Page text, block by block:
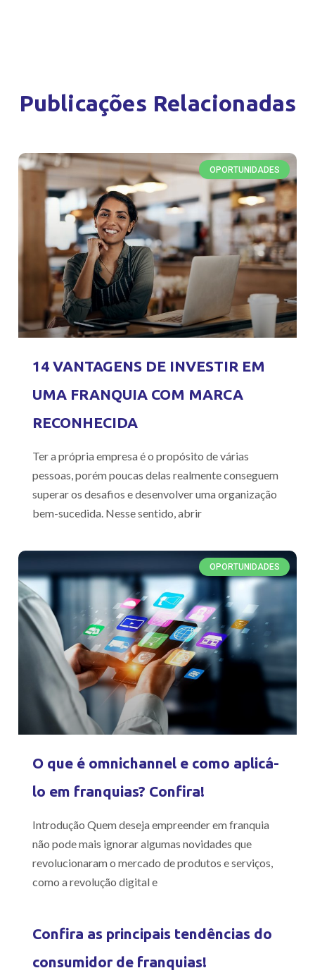
Publicações Relacionadas
OPORTUNIDADES
14 VANTAGENS DE INVESTIR EM
UMA FRANQUIA COM MARCA
RECONHECIDA
Ter a própria empresa é o propósito de várias
pessoas, porém poucas delas realmente conseguem
superar os desafios e desenvolver uma organização
bem-sucedida. Nesse sentido, abrir
OPORTUNIDADES
O que é omnichannel e como aplicá-
lo em franquias? Confira!
Introdução Quem deseja empreender em franquia
não pode mais ignorar algumas novidades que
revolucionaram o mercado de produtos e serviços,
como a revolução digital e
Confira as principais tendências do
consumidor de franquias!